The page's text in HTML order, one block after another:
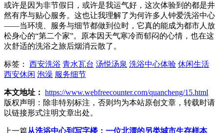
或许是因为非节假日，或许是我运气好，这次体验到的都是井
然有序与贴心服务。这也让我理解了为何许多人钟爱洗浴中心
——当环境、服务与细节都做到位时，它真的能成为都市人放
松身心的“第二个家”。原本因天气寒冷而郁闷的心情，也在这
次舒适的洗浴之旅后烟消云散了。
标签： 西安洗浴 青水瓦台 汤悦汤泉 洗浴中心体验 休闲生活
西安休闲 泡澡 服务细节
本文地址： https://www.webfreecounter.com/quancheng/15.html
版权声明： 除非特别标注，否则均为本站原创文章，转载时请
以链接形式注明文章出处。
上一篇从洗浴中心到写字楼：一位北漂的另类城市生存样本